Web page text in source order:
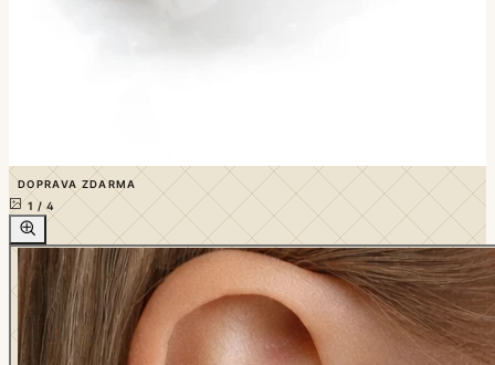
DOPRAVA ZDARMA
1 /4